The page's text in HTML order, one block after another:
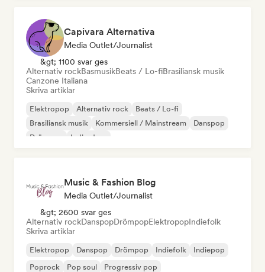
Capivara Alternativa
Media Outlet/Journalist
&gt; 1100 svar ges
Alternativ rockBasmusikBeats / Lo-fiBrasiliansk musik
Canzone Italiana
Skriva artiklar
Elektropop Alternativ rock
Beats / Lo-fi
Brasiliansk musik
Kommersiell / Mainstream
Danspop
Drömpop
Indie-dans
Music & Fashion Blog
Media Outlet/Journalist
&gt; 2600 svar ges
Alternativ rockDanspopDrömpopElektropopIndiefolk
Skriva artiklar
Elektropop Danspop Drömpop Indiefolk
Indiepop
Poprock
Pop soul Progressiv pop